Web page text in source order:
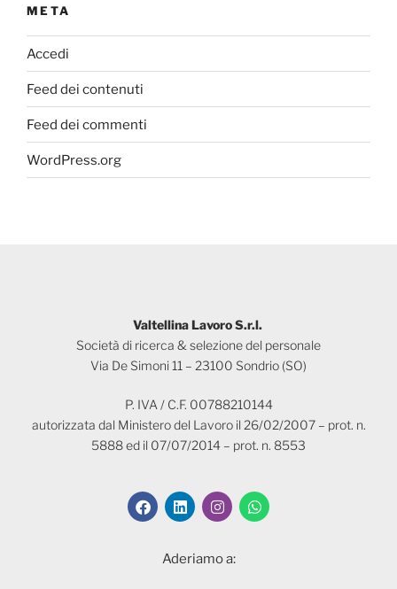
META
Accedi
Feed dei contenuti
Feed dei commenti
WordPress.org
Valtellina Lavoro S.r.l.
Società di ricerca & selezione del personale
Via De Simoni 11 – 23100 Sondrio (SO)
P. IVA / C.F. 00788210144
autorizzata dal Ministero del Lavoro il 26/02/2007 – prot. n.
5888 ed il 07/07/2014 – prot. n. 8553
Aderiamo a: